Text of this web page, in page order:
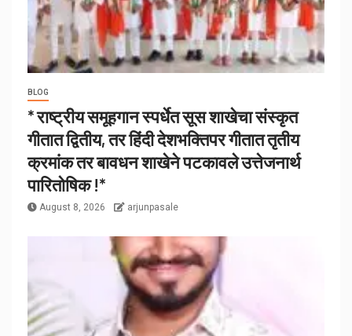
BLOG
* राष्ट्रीय समूहगान स्पर्धेत सूस शाखेचा संस्कृत
गीतात द्वितीय, तर हिंदी देशभक्तिपर गीतात तृतीय
क्रमांक तर बावधन शाखेने पटकावले उत्तेजनार्थ
पारितोषिक !*
August 8, 2026 arjunpasale